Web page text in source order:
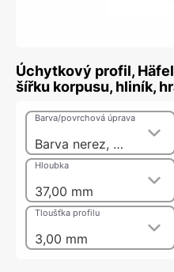
Úchytkový profil,
šířku korpusu, hliník,
Barva nerez, elox E1/E0/ES
Barva/povrchová úprava
37,00 mm
Hloubka
3,00 mm
Tloušťka profilu